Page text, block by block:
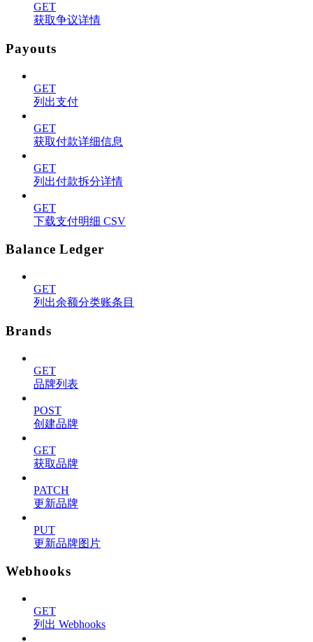
GET
获取争议详情
Payouts
GET
列出支付
GET
获取付款详细信息
GET
列出付款拆分详情
GET
下载支付明细 CSV
Balance Ledger
GET
列出余额分类账条目
Brands
GET
品牌列表
POST
创建品牌
GET
获取品牌
PATCH
更新品牌
PUT
更新品牌图片
Webhooks
GET
列出 Webhooks